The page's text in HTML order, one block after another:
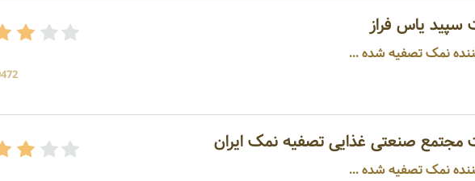
یاس فراز
نمک تصفیه شده ...
9472
صنعتی غذایی تصفیه نمک ایران
نمک تصفیه شده ...